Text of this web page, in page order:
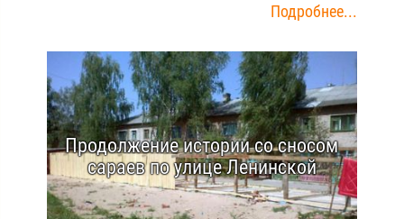
Подробнее...
Продолжение истории со сносом
сараев по улице Ленинской